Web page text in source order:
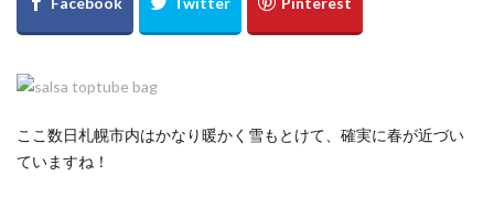
ここ数日札幌市内はかなり暖かく雪もとけて、確実に春が近づい
ていますね！